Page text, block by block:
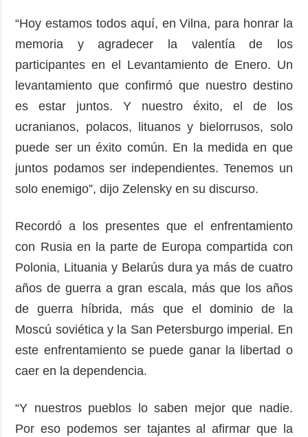
“Hoy estamos todos aquí, en Vilna, para honrar la
memoria y agradecer la valentía de los
participantes en el Levantamiento de Enero. Un
levantamiento que confirmó que nuestro destino
es estar juntos. Y nuestro éxito, el de los
ucranianos, polacos, lituanos y bielorrusos, solo
puede ser un éxito común. En la medida en que
juntos podamos ser independientes. Tenemos un
solo enemigo”, dijo Zelensky en su discurso.
Recordó a los presentes que el enfrentamiento
con Rusia en la parte de Europa compartida con
Polonia, Lituania y Belarús dura ya más de cuatro
años de guerra a gran escala, más que los años
de guerra híbrida, más que el dominio de la
Moscú soviética y la San Petersburgo imperial. En
este enfrentamiento se puede ganar la libertad o
caer en la dependencia.
“Y nuestros pueblos lo saben mejor que nadie.
Por eso podemos ser tajantes al afirmar que la